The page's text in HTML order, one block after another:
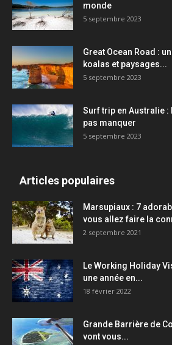
monde
5 septembre 2023
Great Ocean Road :
koalas et paysages...
5 septembre 2023
Surf trip en Australie :
pas manquer
5 septembre 2023
Articles populaires
Marsupiaux : 7
vous allez faire la
2 septembre 2021
Le Working Holiday
une année en...
18 février 2022
Grande Barrière de
vont vous...